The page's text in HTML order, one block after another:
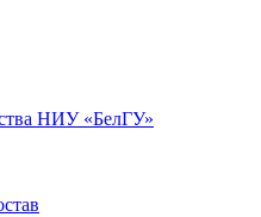
НИУ «БелГУ»